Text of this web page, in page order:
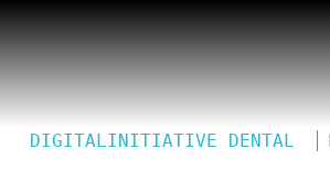
DIGITALINITIATIVE DENTAL